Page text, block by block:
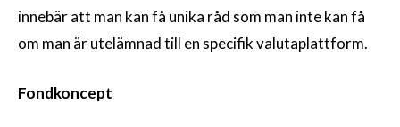
innebär att man kan få unika råd som man inte kan få
om man är utelämnad till en specifik valutaplattform.
Fondkoncept